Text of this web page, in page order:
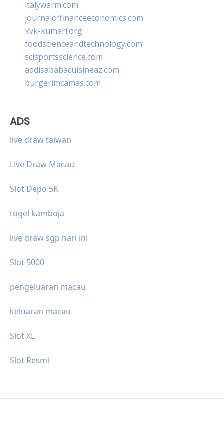
italywarm.com
journaloffinanceeconomics.com
kvk-kumari.org
foodscienceandtechnology.com
scisportsscience.com
addisababacuisineaz.com
burgerimcamas.com
ADS
live draw taiwan
Live Draw Macau
Slot Depo 5K
togel kamboja
live draw sgp hari ini
Slot 5000
pengeluaran macau
keluaran macau
Slot XL
Slot Resmi